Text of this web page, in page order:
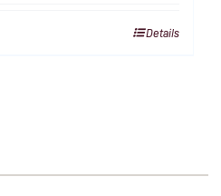
Details